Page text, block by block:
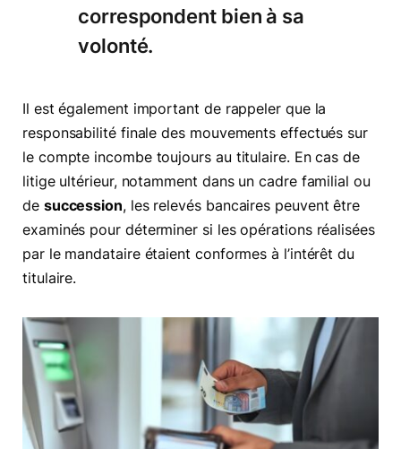
correspondent bien à sa
volonté.
Il est également important de rappeler que la
responsabilité finale des mouvements effectués sur
le compte incombe toujours au titulaire. En cas de
litige ultérieur, notamment dans un cadre familial ou
de succession, les relevés bancaires peuvent être
examinés pour déterminer si les opérations réalisées
par le mandataire étaient conformes à l’intérêt du
titulaire.